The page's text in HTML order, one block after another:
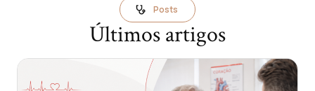
Posts
Últimos artigos